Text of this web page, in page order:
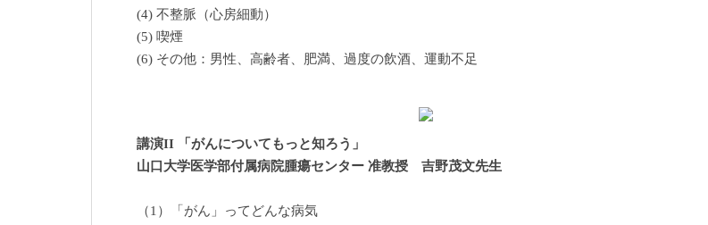
(4) 不整脈（心房細動）
(5) 喫煙
(6) その他：男性、高齢者、肥満、過度の飲酒、運動不足
講演II 「がんについてもっと知ろう」
山口大学医学部付属病院腫瘍センター 准教授 吉野茂文先生
（1）「がん」ってどんな病気